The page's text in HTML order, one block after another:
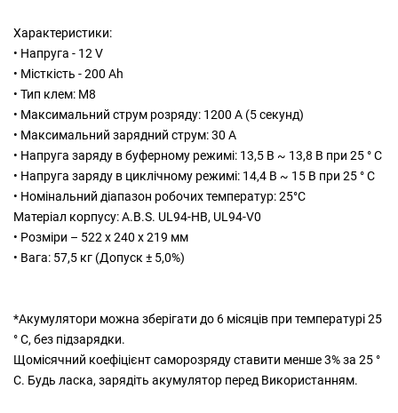
Характеристики:
• Напруга - 12 V
• Місткість - 200 Ah
• Тип клем: M8
• Максимальний струм розряду: 1200 А (5 секунд)
• Максимальний зарядний струм: 30 A
• Напруга заряду в буферному режимі: 13,5 В ~ 13,8 В при 25 ° С
• Напруга заряду в циклічному режимі: 14,4 В ~ 15 В при 25 ° С
• Номінальний діапазон робочих температур: 25°C
Матеріал корпусу: A.В.S. UL94-HB, UL94-V0
• Розміри – 522 x 240 x 219 мм
• Вага: 57,5 ​​кг (Допуск ± 5,0%)
*Акумулятори можна зберігати до 6 місяців при температурі 25
° C, без підзарядки.
Щомісячний коефіцієнт саморозряду ставити менше 3% за 25 °
C. Будь ласка, зарядіть акумулятор перед Використанням.